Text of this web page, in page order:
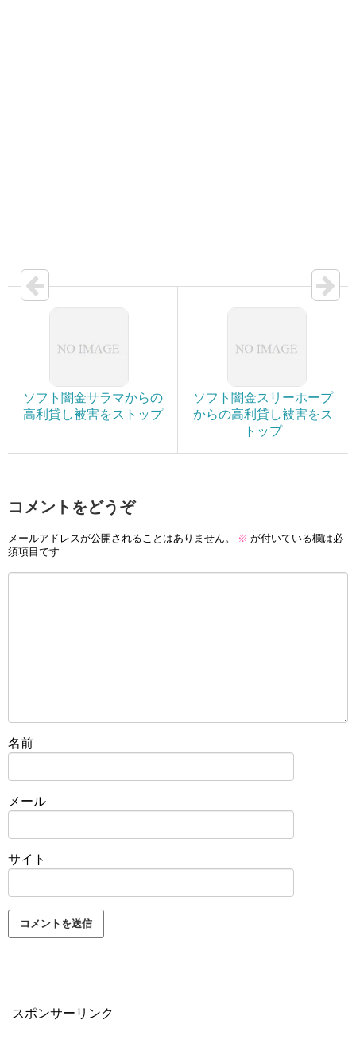
ソフト闇金サラマからの
高利貸し被害をストップ
ソフト闇金スリーホープ
からの高利貸し被害をス
トップ
コメントをどうぞ
メールアドレスが公開されることはありません。 ※ が付いている欄は必
須項目です
名前
メール
サイト
スポンサーリンク